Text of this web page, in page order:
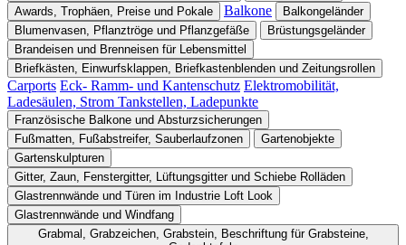
Awards, Trophäen, Preise und Pokale
Balkone
Balkongeländer
Blumenvasen, Pflanztröge und Pflanzgefäße
Brüstungsgeländer
Brandeisen und Brenneisen für Lebensmittel
Briefkästen, Einwurfsklappen, Briefkastenblenden und Zeitungsrollen
Carports Eck- Ramm- und Kantenschutz Elektromobilität,
Ladesäulen, Strom Tankstellen, Ladepunkte
Französische Balkone und Absturzsicherungen
Fußmatten, Fußabstreifer, Sauberlaufzonen
Gartenobjekte
Gartenskulpturen
Gitter, Zaun, Fenstergitter, Lüftungsgitter und Schiebe Rolläden
Glastrennwände und Türen im Industrie Loft Look
Glastrennwände und Windfang
Grabmal, Grabzeichen, Grabstein, Beschriftung für Grabsteine,